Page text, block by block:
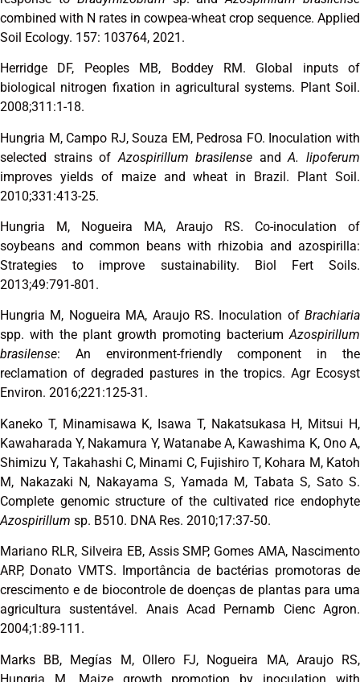
combined with N rates in cowpea-wheat crop sequence. Applied
Soil Ecology. 157: 103764, 2021.
Herridge DF, Peoples MB, Boddey RM. Global inputs of
biological nitrogen fixation in agricultural systems. Plant Soil.
2008;311:1-18.
Hungria M, Campo RJ, Souza EM, Pedrosa FO. Inoculation with
selected strains of Azospirillum brasilense andA. lipoferum
improves yields of maize and wheat in Brazil. Plant Soil.
2010;331:413-25.
Hungria M, Nogueira MA, Araujo RS. Co-inoculation of
soybeans and common beans with rhizobia and azospirilla:
Strategies to improve sustainability. Biol Fert Soils.
2013;49:791-801.
Hungria M, Nogueira MA, Araujo RS. Inoculation of Brachiaria
spp. with the plant growth promoting bacteriumAzospirillum
brasilense: An environment-friendly component in the
reclamation of degraded pastures in the tropics. Agr Ecosyst
Environ. 2016;221:125-31.
Kaneko T, Minamisawa K, Isawa T, Nakatsukasa H, Mitsui H,
Kawaharada Y, Nakamura Y, Watanabe A, Kawashima K, Ono A,
Shimizu Y, Takahashi C, Minami C, Fujishiro T, Kohara M, Katoh
M, Nakazaki N, Nakayama S, Yamada M, Tabata S, Sato S.
Complete genomic structure of the cultivated rice endophyte
Azospirillum sp. B510. DNA Res. 2010;17:37-50.
Mariano RLR, Silveira EB, Assis SMP, Gomes AMA, Nascimento
ARP, Donato VMTS. Importância de bactérias promotoras de
crescimento e de biocontrole de doenças de plantas para uma
agricultura sustentável. Anais Acad Pernamb Cienc Agron.
2004;1:89-111.
Marks BB, Megías M, Ollero FJ, Nogueira MA, Araujo RS,
Hungria M. Maize growth promotion by inoculation with